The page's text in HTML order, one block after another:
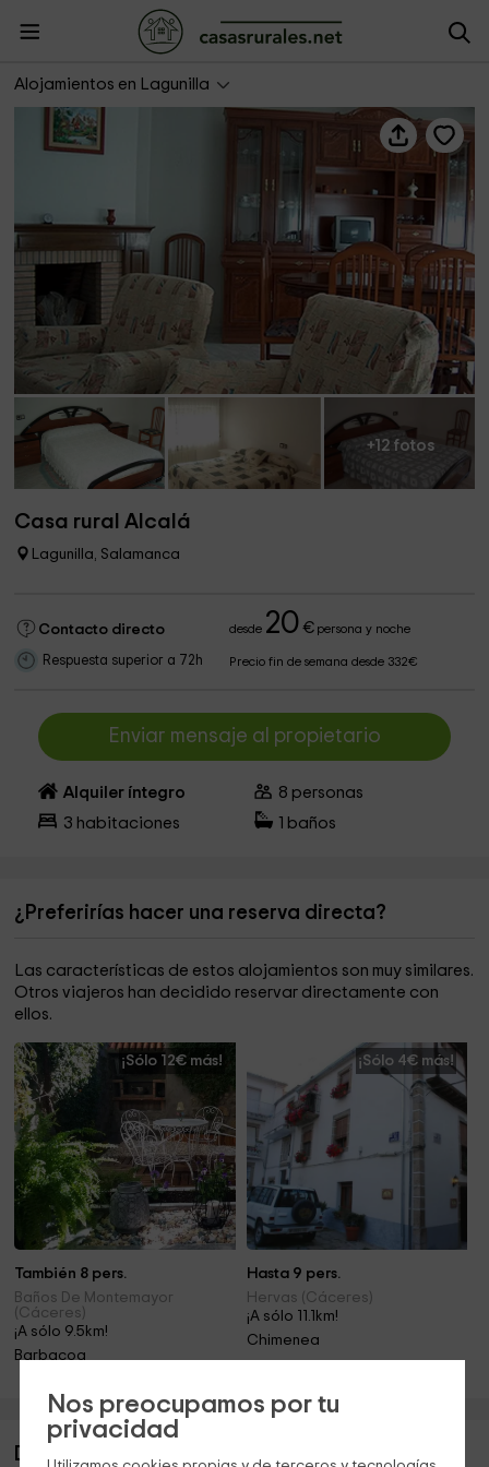
Nos preocupamos por tu
privacidad
Alojamientos en Lagunilla
+12 fotos
Casa rural Alcalá
Lagunilla, Salamanca
Contacto directo desde 20 €persona y noche
Respuesta superior a 72h Precio fin de semana desde 332€
Enviar mensaje al propietario
Alquiler íntegro 8 personas
3 habitaciones baños
¿Preferirías hacer una reserva directa?
Las características de estos alojamientos son muy similares.
Otros viajeros han decidido reservar directamente con
ellos.
¡Sólo 12€ más!
También 8 pers.
Baños De Montemayor
(Cáceres)
¡A sólo 9.5km!
Barbacoa
¡Sólo 4€ más!
Hasta 9 pers.
Hervas (Cáceres)
¡A sólo 11.1km!
Chimenea
Descripción de Casa rural Alcalá